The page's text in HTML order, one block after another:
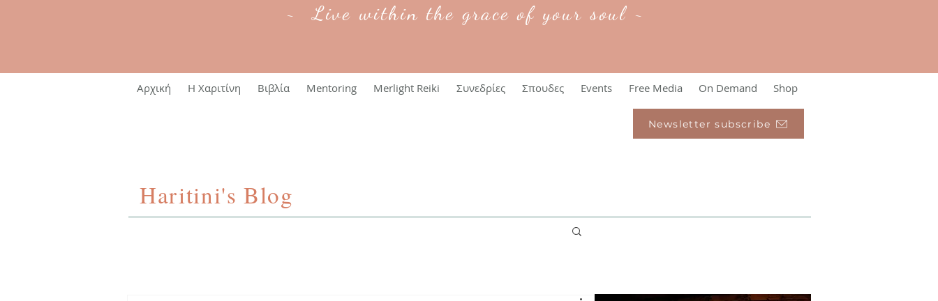
~ Live within the grace of your soul ~
Αρχική Η Χαριτίνη Βιβλία Mentoring Merlight Reiki Συνεδρίες Σπουδες Events Free Media On Demand Shop
Newsletter subscribe
Haritini's Blog